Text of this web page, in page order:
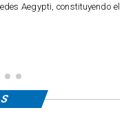
Aegypti, constituyendo el